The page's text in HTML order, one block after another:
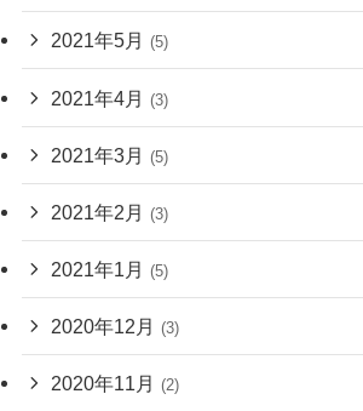
2021年5月 (5)
2021年4月 (3)
2021年3月 (5)
2021年2月 (3)
2021年1月 (5)
2020年12月 (3)
2020年11月 (2)